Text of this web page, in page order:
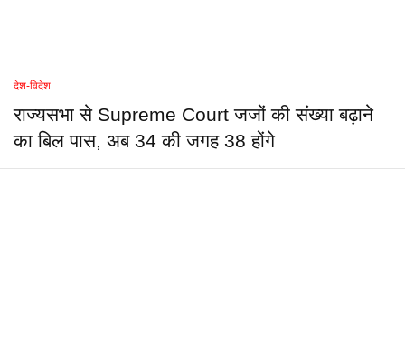
देश-विदेश
राज्यसभा से Supreme Court जजों की संख्या बढ़ाने
का बिल पास, अब 34 की जगह 38 होंगे